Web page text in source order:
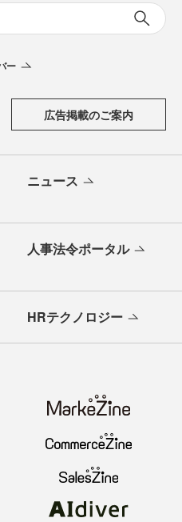
ー
広告掲載のご案内
ニュース
人事法令ポータル
HRテクノロジー